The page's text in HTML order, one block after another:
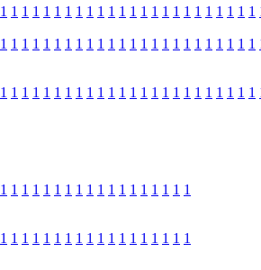
1 1 1 1 1 1 1 1 1 1 1 1 1 1 1 1 1 1 1 1 1 1 1 1
1 1 1 1 1 1 1 1 1 1 1 1 1 1 1 1 1 1 1 1 1 1 1 1
1 1 1 1 1 1 1 1 1 1 1 1 1 1 1 1 1 1 1 1 1 1 1 1
1 1 1 1 1 1 1 1 1 1 1 1 1 1 1 1 1 1
1 1 1 1 1 1 1 1 1 1 1 1 1 1 1 1 1 1